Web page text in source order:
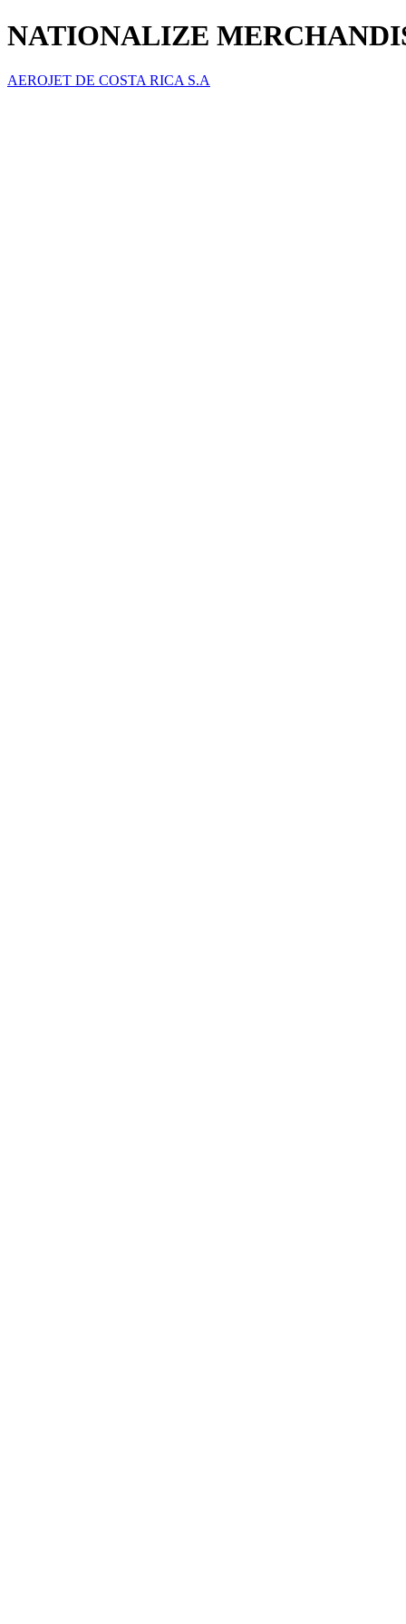
NATIONALIZE
AEROJET DE COSTA RICA S.A